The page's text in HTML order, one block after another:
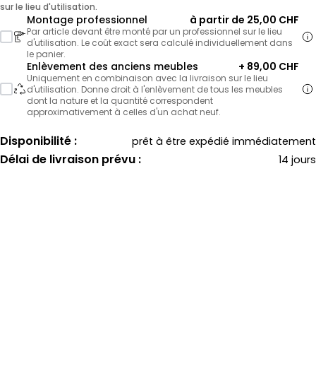
sur le lieu d'utilisation.
Montage professionnel à partir de 25,00 CHF
Par article devant être monté par un professionnel sur le lieu
d'utilisation. Le coût exact sera calculé individuellement dans
le panier.
Enlèvement des anciens meubles + 89,00 CHF
Uniquement en combinaison avec la livraison sur le lieu
d'utilisation. Donne droit à l'enlèvement de tous les meubles
dont la nature et la quantité correspondent
approximativement à celles d'un achat neuf.
Disponibilité : prêt à être expédié immédiatement
Délai de livraison prévu : 14 jours